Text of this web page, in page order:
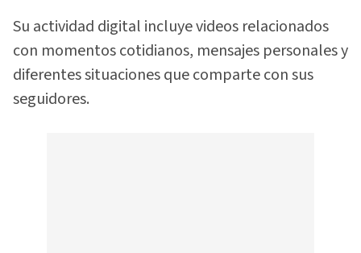
Su actividad digital incluye videos relacionados
con momentos cotidianos, mensajes personales y
diferentes situaciones que comparte con sus
seguidores.